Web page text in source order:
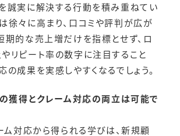
誠実に解決する行動を積み重ねてい
徐々に高まり、口コミや評判が広が
期的な売上増だけを指標とせず、ロ
リピート率の数字に注目すること
の成果を実感しやすくなるでしょう。
獲得とクレーム対応の両立は可能で
ム対応から得られる学びは、新規顧